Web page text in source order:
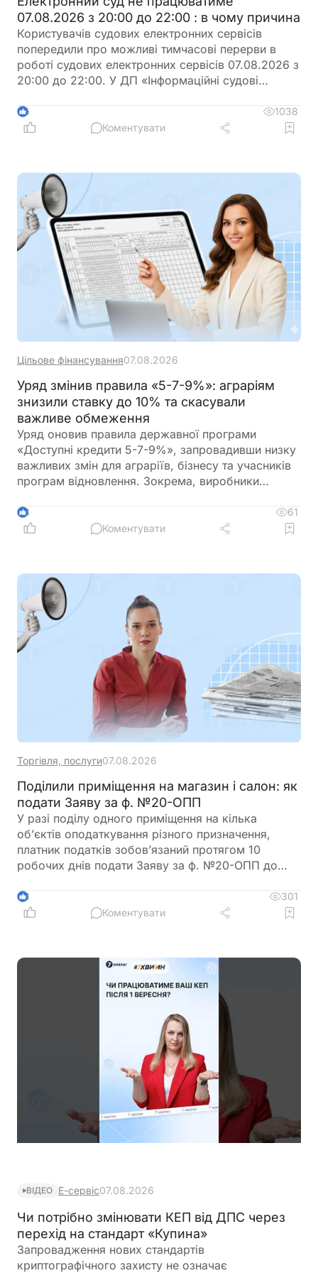
07.08.2026 з 20:00 до 22:00 : в чому причина
Користувачів судових електронних сервісів
попередили про можливі тимчасові перерви в
роботі судових електронних сервісів 07.08.2026 з
20:00 до 22:00. У ДП «Інформаційні судові
час планування роботи із сервісами
6
1038
Коментувати
Цільове фінансування07.08.2026
Уряд змінив правила «5-7-9%»: аграріям
знизили ставку до 10% та скасували
важливе обмеження
Уряд оновив правила державної програми
«Доступні кредити 5-7-9%», запровадивши низку
важливих змін для аграріїв, бізнесу та учасників
програм відновлення. Зокрема, виробники
більше можливостей для фінансування
оборотного капіталу за нижчою ставкою, а з 1
4
61
Коментувати
Торгівля, послуги07.08.2026
Поділили приміщення на магазин і салон: як
подати Заяву за ф. №20-ОПП
У разі поділу одного приміщення на кілька
об’єктів оподаткування різного призначення,
платник податків зобов’язаний протягом 10
робочих днів подати Заяву за ф. №20-ОПП до
інформацію про закриття попереднього об’єкта і
створення нових у різних рядках, кожному з яких
3
301
Коментувати
ВІДЕО Е-сервіс07.08.2026
Чи потрібно змінювати КЕП від ДПС через
перехід на стандарт «Купина»
Запровадження нових стандартів
криптографічного захисту не означає